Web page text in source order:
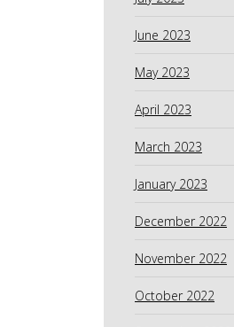
June 2023
May 2023
April 2023
March 2023
January 2023
December 2022
November 2022
October 2022